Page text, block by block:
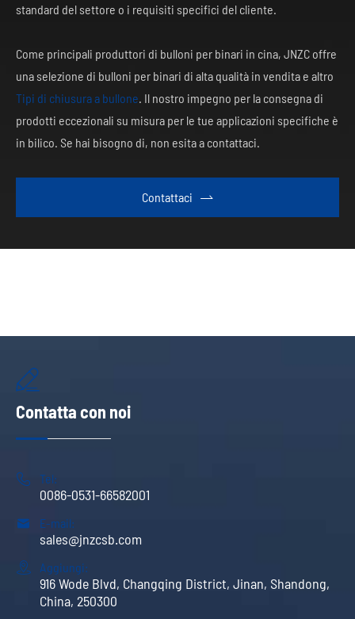
standard del settore o i requisiti specifici del cliente.
Come principali produttori di bulloni per binari in cina, JNZC offre
una selezione di bulloni per binari di alta qualità in vendita e altro
Tipi di chiusura a bullone . Il nostro impegno per la consegna di
prodotti eccezionali su misura per le tue applicazioni specifiche è
in bilico. Se hai bisogno di, non esita a contattaci.
Contattaci 

Contatta con noi
 Tel:
0086-0531-66582001
 E-mail:
sales@jnzcsb.com
 Aggiungi:
916 Wode Blvd, Changqing District, Jinan, Shandong,
China, 250300